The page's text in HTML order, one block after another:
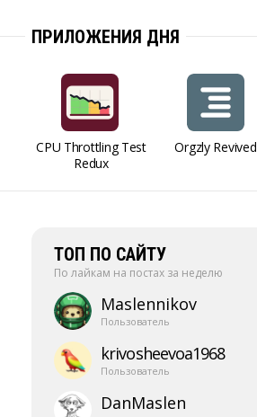
ПРИЛОЖЕНИЯ ДНЯ
CPU Throttling Test
Redux
Orgzly Revived
ТОП ПО САЙТУ
По лайкам на постах за неделю
Maslennikov
Пользователь
krivosheevoa1968
Пользователь
DanMaslen